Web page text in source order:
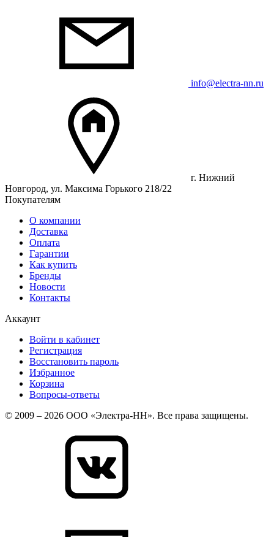
info@electra-nn.ru
г. Нижний
Новгород, ул. Максима Горького 218/22
Покупателям
О компании
Доставка
Оплата
Гарантии
Как купить
Бренды
Новости
Контакты
Аккаунт
Войти в кабинет
Регистрация
Восстановить пароль
Избранное
Корзина
Вопросы-ответы
© 2009 – 2026 ООО «Электра-НН». Все права защищены.